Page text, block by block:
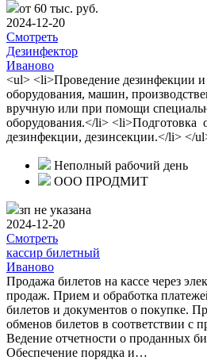
от 60 тыс. руб.
2024-12-20
Смотреть
Дезинфектор
Иваново
<ul> <li>Проведение дезинфекции
оборудования, машин,
вручную или при помощи
оборудования.</li> <li>Подготовка
дезинфекции, дезинсекции.</li> </
Неполный рабочий день
ООО ПРОДМИТ
зп не указана
2024-12-20
Смотреть
кассир билетный
Иваново
Продажа билетов на кассе через
продаж. Прием и обработка
билетов и документов о покупке.
обменов билетов в соответствии с
Ведение отчетности о проданных
Обеспечение порядка и…